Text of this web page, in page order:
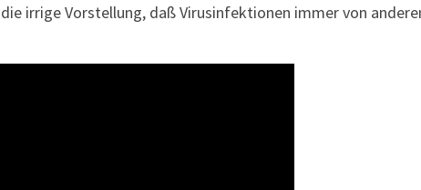
irrige Vorstellung, daß Virusinfektionen immer von